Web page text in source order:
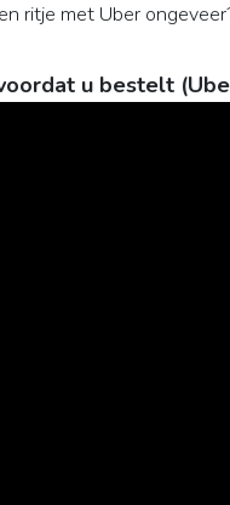
ritje met Uber
u bestelt